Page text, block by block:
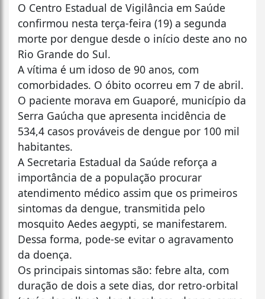
O Centro Estadual de Vigilância em Saúde
confirmou nesta terça-feira (19) a segunda
morte por dengue desde o início deste ano no
Rio Grande do Sul.
A vítima é um idoso de 90 anos, com
comorbidades. O óbito ocorreu em 7 de abril.
O paciente morava em Guaporé, município da
Serra Gaúcha que apresenta incidência de
534,4 casos prováveis de dengue por 100 mil
habitantes.
A Secretaria Estadual da Saúde reforça a
importância de a população procurar
atendimento médico assim que os primeiros
sintomas da dengue, transmitida pelo
mosquito Aedes aegypti, se manifestarem.
Dessa forma, pode-se evitar o agravamento
da doença.
Os principais sintomas são: febre alta, com
duração de dois a sete dias, dor retro-orbital